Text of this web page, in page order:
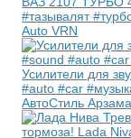
#тазывалят
Auto VRN
Усилители для
#auto #car
АвтоСтиль